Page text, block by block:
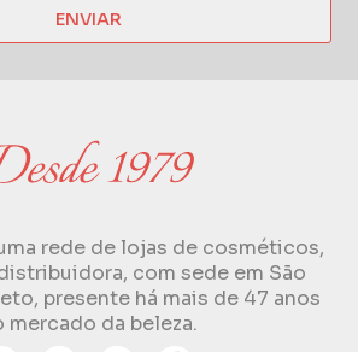
ENVIAR
rede de lojas de cosméticos,
com sede em São
presente há mais de 47 anos
mercado da beleza.